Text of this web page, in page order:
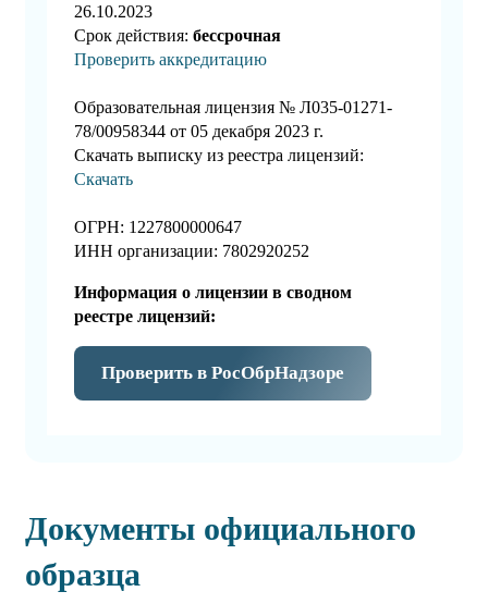
26.10.2023
Срок действия: бессрочная
Проверить аккредитацию
Образовательная лицензия № Л035-01271-
78/00958344 от 05 декабря 2023 г.
Скачать выписку из реестра лицензий:
Скачать
ОГРН: 1227800000647
ИНН организации: 7802920252
Информация о лицензии в сводном
реестре лицензий:
Проверить в РосОбрНадзоре
Документы официального
образца